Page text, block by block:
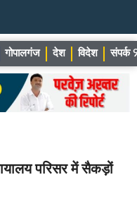
गोपालगंज देश विदेश संपर्क
परिसर में सैकड़ों